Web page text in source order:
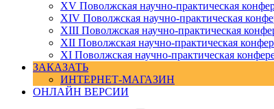
ХV Поволжская научно-практическая
ХIV Поволжская научно-практическая
ХIII Поволжская научно-практическая
ХII Поволжская научно-практическая
XI Поволжская научно-практическая
ЗАКАЗАТЬ
ИНТЕРНЕТ-МАГАЗИН
ОНЛАЙН ВЕРСИИ